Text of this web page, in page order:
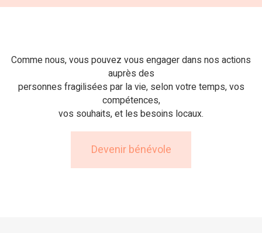
Comme nous, vous pouvez vous engager dans nos actions
auprès des
personnes fragilisées par la vie, selon votre temps, vos
compétences,
vos souhaits, et les besoins locaux.
Devenir bénévole